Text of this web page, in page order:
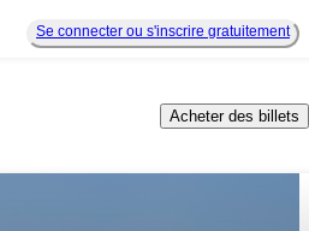
Se connecter ou s'inscrire gratuitement
Acheter des billets